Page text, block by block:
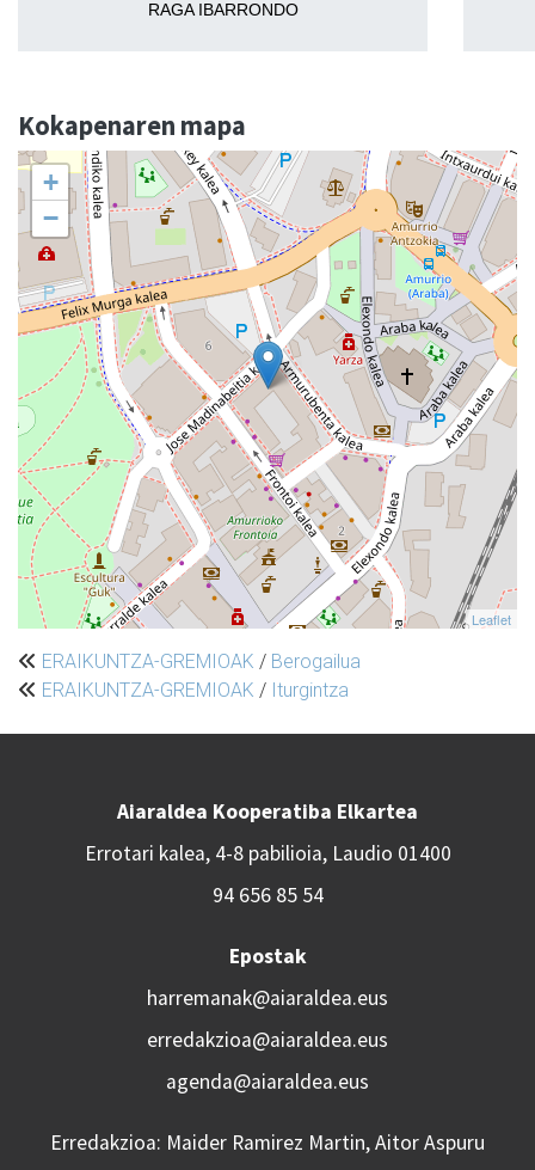
RAGA IBARRONDO
Kokapenaren mapa
+
−
Leaflet
ERAIKUNTZA-GREMIOAK / Berogailua
ERAIKUNTZA-GREMIOAK / Iturgintza
Aiaraldea Kooperatiba Elkartea
Errotari kalea, 4-8 pabilioia, Laudio 01400
94 656 85 54
Epostak
harremanak@aiaraldea.eus
erredakzioa@aiaraldea.eus
agenda@aiaraldea.eus
Erredakzioa: Maider Ramirez Martin, Aitor Aspuru